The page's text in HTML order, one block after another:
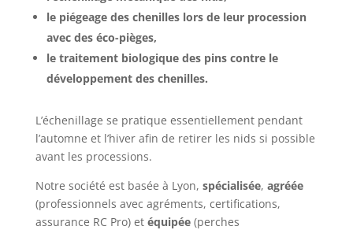
le piégeage des chenilles lors de leur procession
avec des éco-pièges,
le traitement biologique des pins contre le
développement des chenilles.
L’échenillage se pratique essentiellement pendant
l’automne et l’hiver afin de retirer les nids si possible
avant les processions.
Notre société est basée à Lyon, spécialisée, agréée
(professionnels avec agréments, certifications,
assurance RC Pro) et équipée(perches